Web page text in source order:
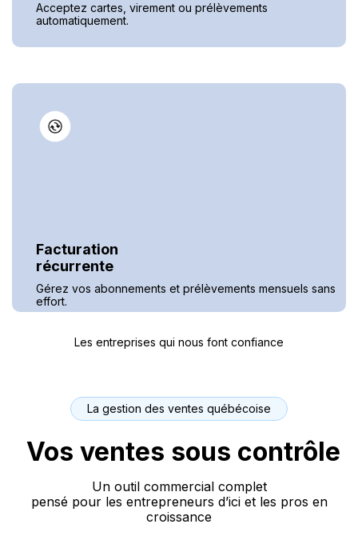
Acceptez cartes, virement ou prélèvements
automatiquement.
Facturation
récurrente
Gérez vos abonnements et prélèvements mensuels sans
effort.
Les entreprises qui nous font confiance
La gestion des ventes québécoise
Vos ventes sous contrôle
Un outil commercial complet
pensé pour les entrepreneurs d’ici et les pros en
croissance